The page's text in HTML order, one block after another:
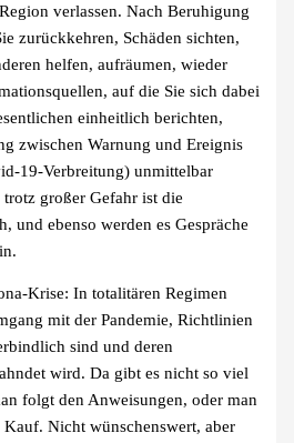
verlassen. Nach Beruhigung
zurückkehren, Schäden sichten,
helfen, aufräumen, wieder
auf die Sie sich dabei
einheitlich berichten,
zwischen Warnung und Ereignis
19-Verbreitung) unmittelbar
großer Gefahr ist die
und ebenso werden es Gespräche
Krise: In totalitären Regimen
mit der Pandemie, Richtlinien
sind und deren
wird. Da gibt es nicht so viel
folgt den Anweisungen, oder man
Nicht wünschenswert, aber